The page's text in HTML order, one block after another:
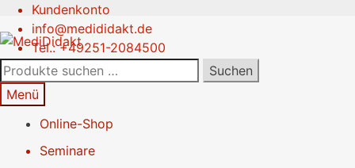
Kundenkonto
info@medididakt.de
Tel.: +49251-2084500
Zur
Navigation
springen
Springe
zum
Inhalt
Suchen
nach:
Suchen
Menü
Online-Shop
Seminare